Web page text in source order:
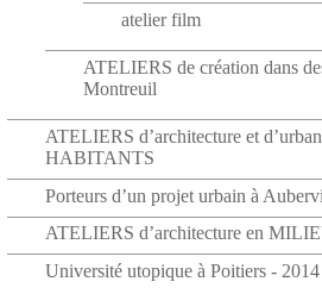
atelier film
ATELIERS de création dans
Montreuil
ATELIERS d’architecture et
HABITANTS
Porteurs d’un projet urbain à
ATELIERS d’architecture en
Université utopique à Poitiers - 2014